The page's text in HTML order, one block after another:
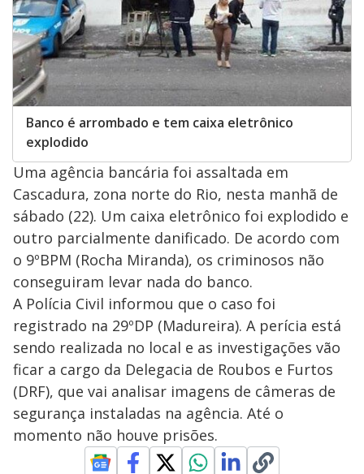
Banco é arrombado e tem caixa eletrônico
explodido
Uma agência bancária foi assaltada em
Cascadura, zona norte do Rio, nesta manhã de
sábado (22). Um caixa eletrônico foi explodido e
outro parcialmente danificado. De acordo com
o 9ºBPM (Rocha Miranda), os criminosos não
conseguiram levar nada do banco.
A Polícia Civil informou que o caso foi
registrado na 29ºDP (Madureira). A perícia está
sendo realizada no local e as investigações vão
ficar a cargo da Delegacia de Roubos e Furtos
(DRF), que vai analisar imagens de câmeras de
segurança instaladas na agência. Até o
momento não houve prisões.